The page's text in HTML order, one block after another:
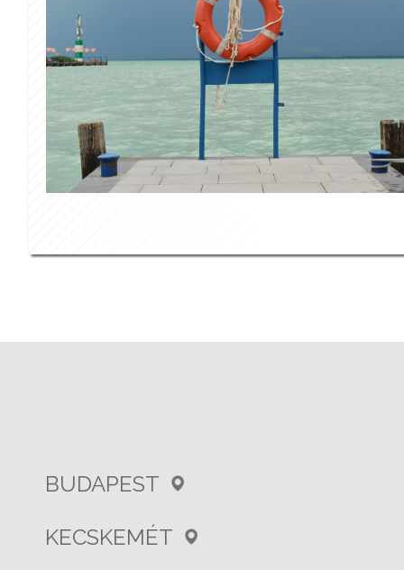
BUDAPEST
KECSKEMÉT